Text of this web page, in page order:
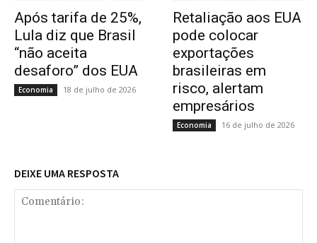
Após tarifa de 25%,
Lula diz que Brasil
“não aceita
desaforo” dos EUA
Economia 18 de julho de 2026
Retaliação aos EUA
pode colocar
exportações
brasileiras em
risco, alertam
empresários
Economia 16 de julho de 2026
DEIXE UMA RESPOSTA